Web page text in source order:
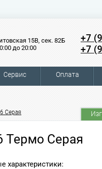
15В, сек. 82Б
до 20:00
+7
+7
Сервис Оплата
Серая
Термо Серая
характеристики: